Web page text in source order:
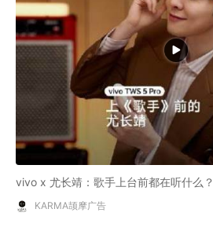
vivo x 尤长靖：歌手上台前都在听什么？
KARMA颉摩广告